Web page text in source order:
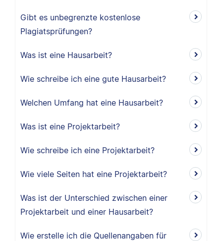
Gibt es unbegrenzte kostenlose
Plagiatsprüfungen?
Was ist eine Hausarbeit?
Wie schreibe ich eine gute Hausarbeit?
Welchen Umfang hat eine Hausarbeit?
Was ist eine Projektarbeit?
Wie schreibe ich eine Projektarbeit?
Wie viele Seiten hat eine Projektarbeit?
Was ist der Unterschied zwischen einer
Projektarbeit und einer Hausarbeit?
Wie erstelle ich die Quellenangaben für